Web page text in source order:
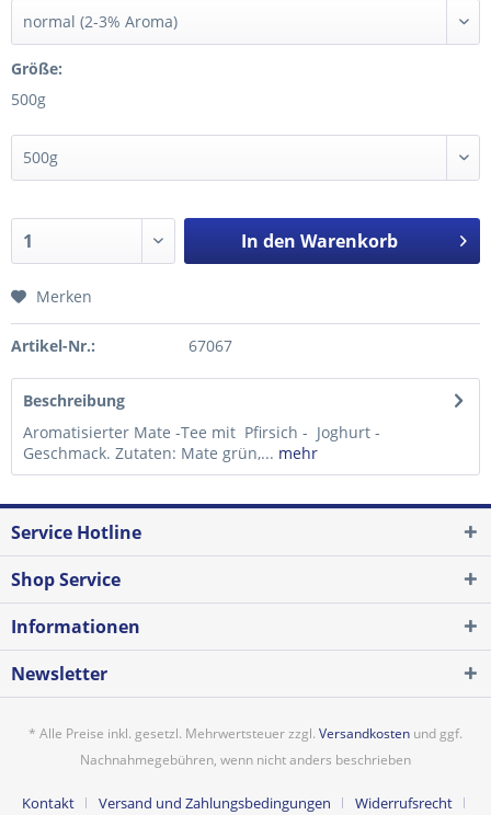
Größe:
500g
In den Warenkorb
Merken
Artikel-Nr.: 67067
Beschreibung
Aromatisierter Mate -Tee mit Pfirsich - Joghurt -
Geschmack. Zutaten: Mate grün,... mehr
Service Hotline
Shop Service
Informationen
Newsletter
* Alle Preise inkl. gesetzl. Mehrwertsteuer zzgl. Versandkosten und ggf.
Nachnahmegebühren, wenn nicht anders beschrieben
Kontakt Versand und Zahlungsbedingungen Widerrufsrecht